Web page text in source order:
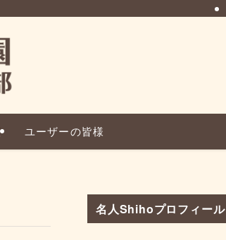
ユーザーの皆様
名人Shihoプロフィール